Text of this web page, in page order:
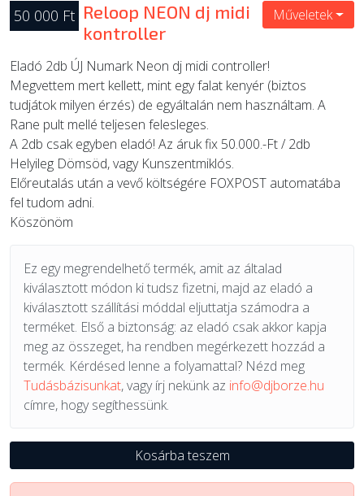
50 000 Ft Reloop NEON dj midi
kontroller
Műveletek
Eladó 2db ÚJ Numark Neon dj midi controller!
Megvettem mert kellett, mint egy falat kenyér (biztos
tudjátok milyen érzés) de egyáltalán nem használtam. A
Rane pult mellé teljesen felesleges.
A 2db csak egyben eladó! Az áruk fix 50.000.-Ft / 2db
Helyileg Dömsöd, vagy Kunszentmiklós.
Előreutalás után a vevő költségére FOXPOST automatába
fel tudom adni.
Köszönöm
Ez egy megrendelhető termék, amit az általad
kiválasztott módon ki tudsz fizetni, majd az eladó a
kiválasztott szállítási móddal eljuttatja számodra a
terméket. Első a biztonság: az eladó csak akkor kapja
meg az összeget, ha rendben megérkezett hozzád a
termék. Kérdésed lenne a folyamattal? Nézd meg
Tudásbázisunkat, vagy írj nekünk az info@djborze.hu
címre, hogy segíthessünk.
Kosárba teszem